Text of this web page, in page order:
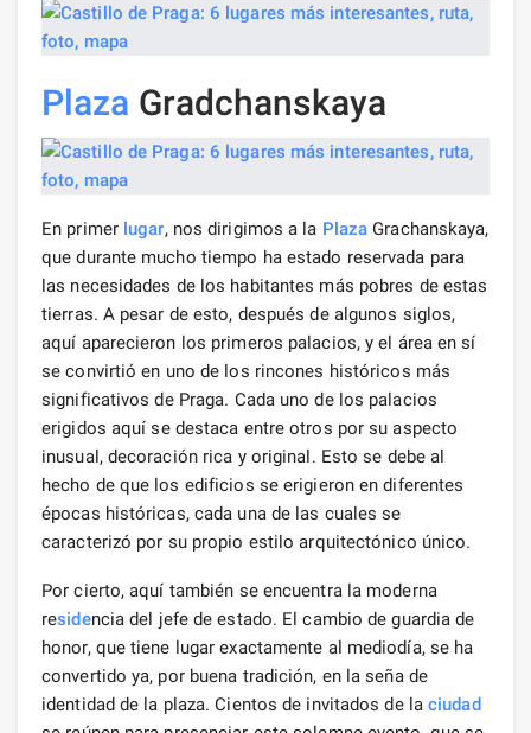
Plaza Gradchanskaya
En primer lugar, nos dirigimos a la Plaza Grachanskaya,
que durante mucho tiempo ha estado reservada para
las necesidades de los habitantes más pobres de estas
tierras. A pesar de esto, después de algunos siglos,
aquí aparecieron los primeros palacios, y el área en sí
se convirtió en uno de los rincones históricos más
significativos de Praga. Cada uno de los palacios
erigidos aquí se destaca entre otros por su aspecto
inusual, decoración rica y original. Esto se debe al
hecho de que los edificios se erigieron en diferentes
épocas históricas, cada una de las cuales se
caracterizó por su propio estilo arquitectónico único.
Por cierto, aquí también se encuentra la moderna
residencia del jefe de estado. El cambio de guardia de
honor, que tiene lugar exactamente al mediodía, se ha
convertido ya, por buena tradición, en la seña de
identidad de la plaza. Cientos de invitados de laciudad